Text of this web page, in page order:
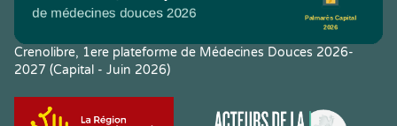
Crenolibre, 1ere plateforme de Médecines Douces 2026-
2027 (Capital - Juin 2026)